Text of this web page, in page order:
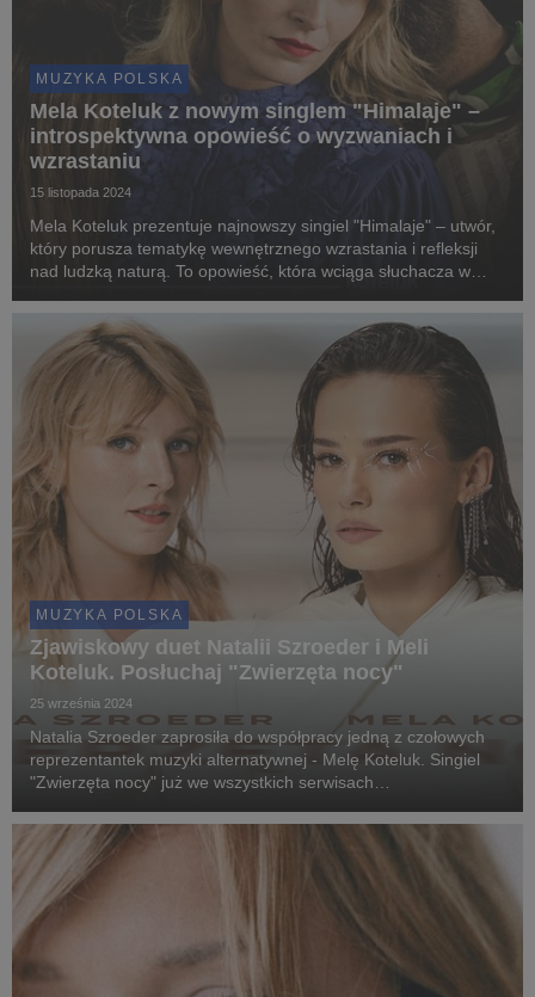
MUZYKA POLSKA
Mela Koteluk z nowym singlem "Himalaje" –
introspektywna opowieść o wyzwaniach i
wzrastaniu
15 listopada 2024
Mela Koteluk prezentuje najnowszy singiel "Himalaje" – utwór,
który porusza tematykę wewnętrznego wzrastania i refleksji
nad ludzką naturą. To opowieść, która wciąga słuchacza w
na drodze do wewnętrznej przemian...
MUZYKA POLSKA
Zjawiskowy duet Natalii Szroeder i Meli
Koteluk. Posłuchaj "Zwierzęta nocy"
25 września 2024
Natalia Szroeder zaprosiła do współpracy jedną z czołowych
reprezentantek muzyki alternatywnej - Melę Koteluk. Singiel
"Zwierzęta nocy" już we wszystkich serwisach